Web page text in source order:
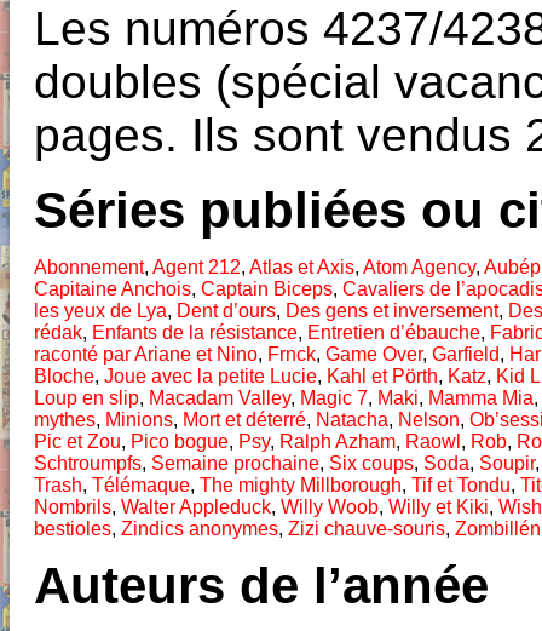
Les numéros 4237/
doubles (spécial
pages. Ils sont vendus
Séries publiées ou
Abonnement, Agent 212, Atlas et Axis, Atom Agency,
Capitaine Anchois, Captain Biceps, Cavaliers de
les yeux de Lya, Dent d’ours, Des gens et inversement,
rédak, Enfants de la résistance, Entretien d’ébauche,
raconté par Ariane et Nino, Frnck, Game Over, Garfield,
Bloche, Joue avec la petite Lucie, Kahl et Pörth, Katz, Kid
Loup en slip, Macadam Valley, Magic 7, Maki, Mamma Mia,
mythes, Minions, Mort et déterré, Natacha, Nelson,
Pic et Zou, Pico bogue, Psy, Ralph Azham, Raowl , Rob,
Schtroumpfs, Semaine prochaine, Six coups, Soda, Soupir
Trash, Télémaque, The mighty Millborough, Tif et Tondu,
Nombrils, Walter Appleduck, Willy Woob, Willy et Kiki,
bestioles, Zindics anonymes, Zizi chauve-souris,
Auteurs de l’année